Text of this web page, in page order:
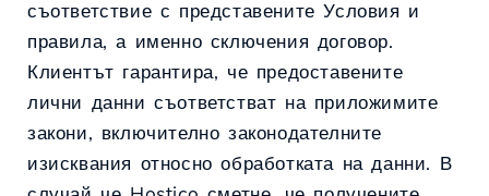
съответствие с представените Условия и
правила, а именно сключения договор.
Клиентът гарантира, че предоставените
лични данни съответстват на приложимите
закони, включително законодателните
изисквания относно обработката на данни. В